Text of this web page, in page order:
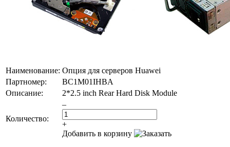
Наименование: Опция для серверов Huawei
Партномер:
BC1M01IHBA
Описание:
2*2.5 inch Rear Hard Disk Module
Количество:
–
+
Добавить в корзину